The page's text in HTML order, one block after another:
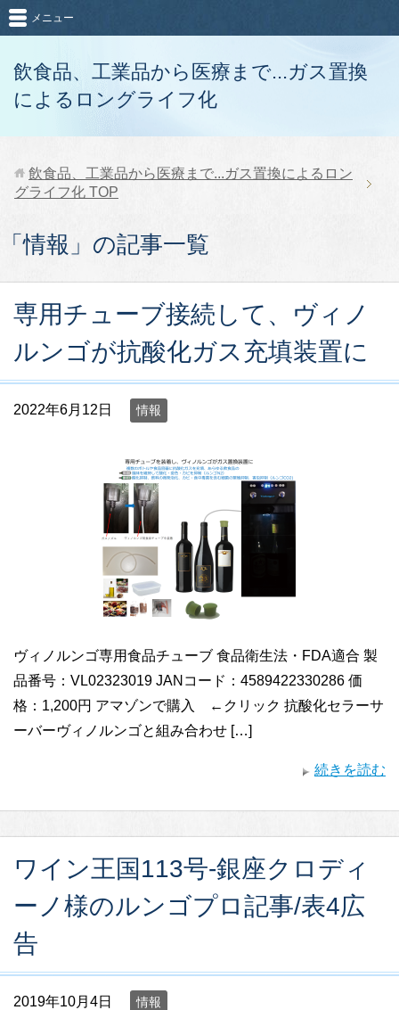
飲食品、工業品から医療まで...ガス置換
によるロングライフ化
メニュー
飲食品、工業品から医療まで...ガス置換によるロン
グライフ化 TOP
「情報」の記事一覧
専用チューブ接続して、ヴィノ
ルンゴが抗酸化ガス充填装置に
2022年6月12日 情報
ヴィノルンゴ専用食品チューブ 食品衛生法・FDA適合 製
品番号：VL02323019 JANコード：4589422330286 価
格：1,200円 アマゾンで購入 ←クリック 抗酸化セラーサ
ーバーヴィノルンゴと組み合わせ […]
続きを読む
ワイン王国113号-銀座クロディ
ーノ様のルンゴプロ記事/表4広
告
2019年10月4日 情報